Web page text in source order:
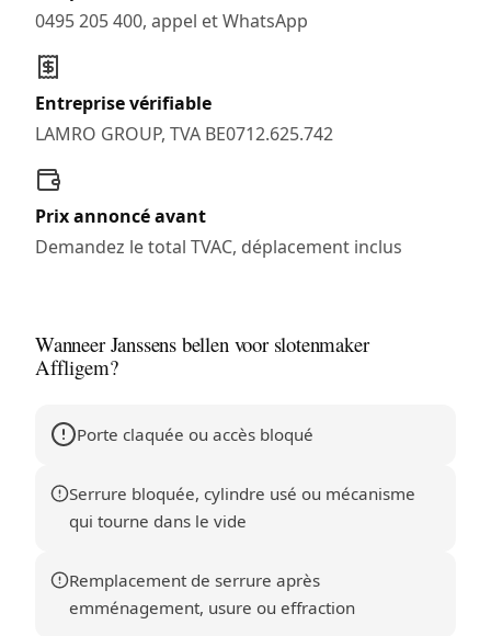
0495 205 400, appel et WhatsApp
Entreprise vérifiable
LAMRO GROUP, TVA BE0712.625.742
Prix annoncé avant
Demandez le total TVAC, déplacement inclus
Wanneer Janssens bellen voor slotenmaker
Affligem?
Porte claquée ou accès bloqué
Serrure bloquée, cylindre usé ou mécanisme
qui tourne dans le vide
Remplacement de serrure après
emménagement, usure ou effraction